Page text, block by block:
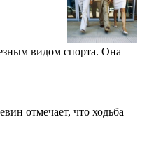
видом спорта. Она
отмечает, что ходьба